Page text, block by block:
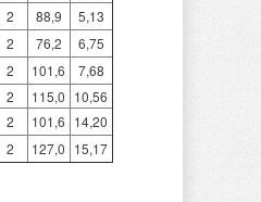
2 88,9
5,13
2 76,2
6,75
2 101,6
7,68
2 115,0 10,56
2 101,6 14,20
2 127,0 15,17